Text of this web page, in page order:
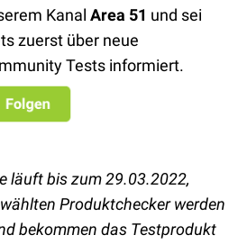
Kanal Area 51 und sei
zuerst über neue
Tests informiert.
läuft bis zum 29.03.2022,
Produktchecker werden
bekommen das Testprodukt